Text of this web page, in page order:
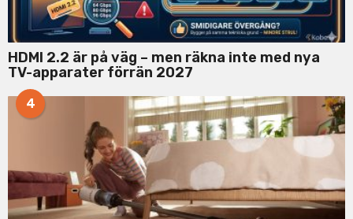
HDMI 2.2 är på väg – men räkna inte med nya
TV-apparater förrän 2027
4